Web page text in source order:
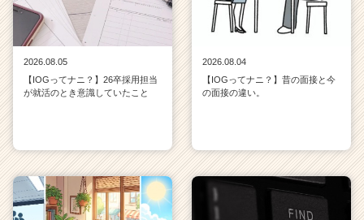
2026.08.05
【IOGってナニ？】26卒採用担当
が就活のとき意識していたこと
2026.08.04
【IOGってナニ？】昔の面接と今
の面接の違い。